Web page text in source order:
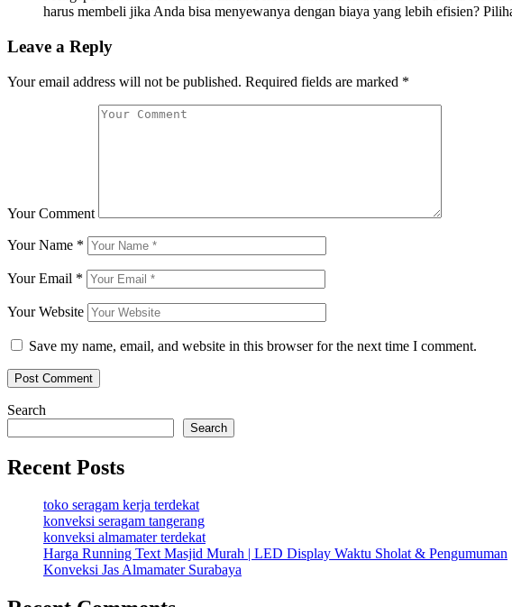
harus membeli jika Anda bisa menyewanya dengan biaya yang lebih efisien?
Leave a Reply
Your email address will not be published. Required fields are marked *
Your Comment
Your Name *
Your Email *
Your Website
Save my name, email, and website in this browser for the next time I comment.
Search
Search
Recent Posts
toko seragam kerja terdekat
konveksi seragam tangerang
konveksi almamater terdekat
Harga Running Text Masjid Murah | LED Display Waktu Sholat & Pengumuman
Konveksi Jas Almamater Surabaya